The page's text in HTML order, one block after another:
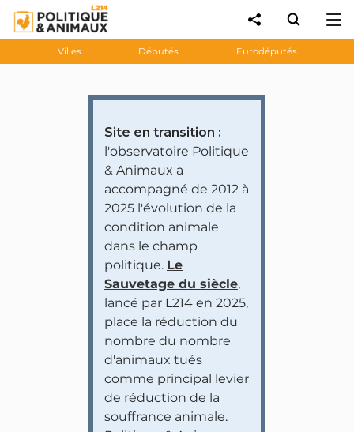
Villes Députés Eurodéputés
Site en transition :
l'observatoire Politique
& Animaux a
accompagné de 2012 à
2025 l'évolution de la
condition animale
dans le champ
politique. Le
Sauvetage du siècle,
lancé par L214 en 2025,
place la réduction du
nombre du nombre
d'animaux tués
comme principal levier
de réduction de la
souffrance animale.